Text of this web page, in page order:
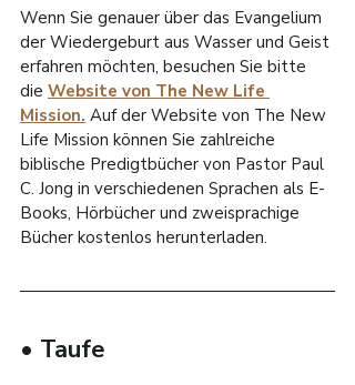
Wenn Sie genauer über das Evangelium
der Wiedergeburt aus Wasser und Geist
erfahren möchten, besuchen Sie bitte
die Website von The New Life
Mission. Auf der Website von The New
Life Mission können Sie zahlreiche
biblische Predigtbücher von Pastor Paul
C. Jong in verschiedenen Sprachen als E-
Books, Hörbücher und zweisprachige
Bücher kostenlos herunterladen.
• Taufe